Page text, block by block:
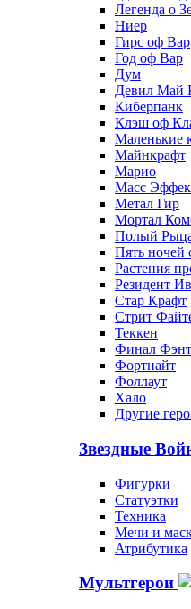
Легенда о
Ниер
Гирс оф Вар
Год оф Вар
Дум
Девил Май
Киберпанк
Клэш оф
Маленькие
Майнкрафт
Марио
Масс
Метал Гир
Мортал
Полый
Пять ночей
Растения
Резидент
Стар Крафт
Стрит
Теккен
Финал
Фортнайт
Фоллаут
Хало
Другие
Звездные
Фигурки
Статуэтки
Техника
Мечи и
Атрибутика
Мультгерои